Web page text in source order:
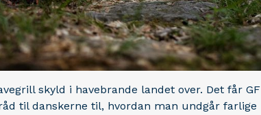
skyld i havebrande landet over. Det får GF
til danskerne til, hvordan man undgår farlige